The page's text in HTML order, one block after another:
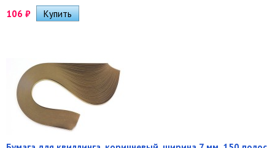
106 ₽